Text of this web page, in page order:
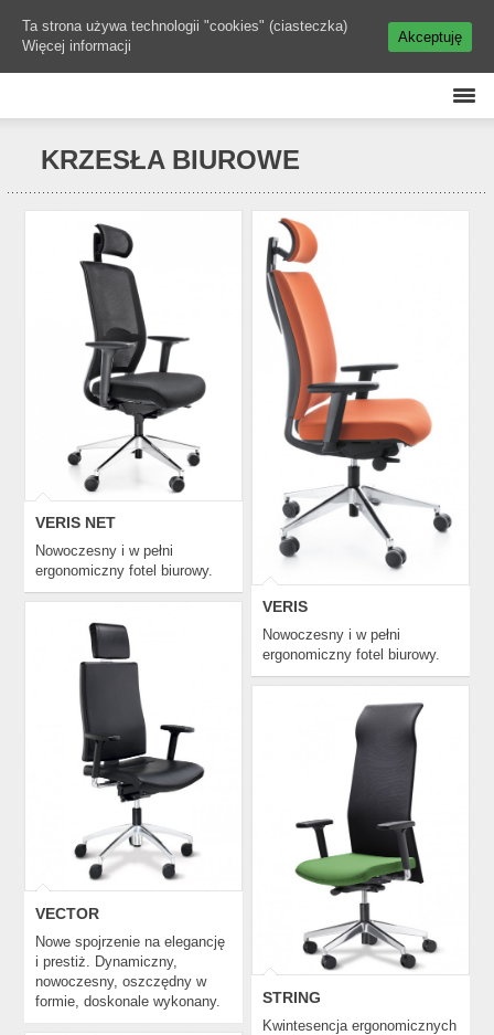
KRZESŁA BIUROWE
VERIS NET
VERIS NET
Nowoczesny i w pełni
ergonomiczny fotel biurowy.
VERIS
VERIS
Nowoczesny i w pełni
ergonomiczny fotel biurowy.
VECTOR
VECTOR
Nowe spojrzenie na elegancję
i prestiż. Dynamiczny,
nowoczesny, oszczędny w
formie, doskonale wykonany.
STRING
STRING
Kwintesencja ergonomicznych
Ta strona używa technologii "cookies" (ciasteczka)
Więcej informacji
Akceptuję